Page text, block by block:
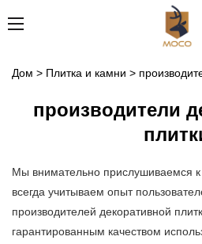
Дом > Плитка и камни >
производители
Мы внимательно прислушиваемся к
всегда учитываем опыт
производителей декоративной
гарантированным качеством